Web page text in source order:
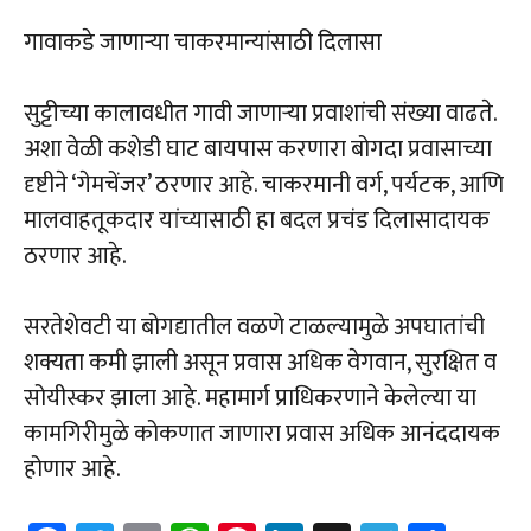
गावाकडे जाणाऱ्या चाकरमान्यांसाठी दिलासा
सुट्टीच्या कालावधीत गावी जाणाऱ्या प्रवाशांची संख्या वाढते.
अशा वेळी कशेडी घाट बायपास करणारा बोगदा प्रवासाच्या
दृष्टीने ‘गेमचेंजर’ ठरणार आहे. चाकरमानी वर्ग, पर्यटक, आणि
मालवाहतूकदार यांच्यासाठी हा बदल प्रचंड दिलासादायक
ठरणार आहे.
सरतेशेवटी या बोगद्यातील वळणे टाळल्यामुळे अपघातांची
शक्यता कमी झाली असून प्रवास अधिक वेगवान, सुरक्षित व
सोयीस्कर झाला आहे. महामार्ग प्राधिकरणाने केलेल्या या
कामगिरीमुळे कोकणात जाणारा प्रवास अधिक आनंददायक
होणार आहे.